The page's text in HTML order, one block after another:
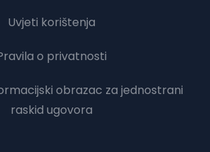
Uvjeti korištenja
o privatnosti
obrazac za jednostrani
raskid ugovora